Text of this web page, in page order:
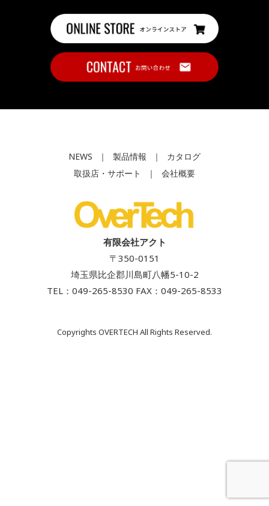
有限会社アクト
〒350-0151
埼玉県比企郡川島町八幡5-10-2
TEL： 049-265-8530 FAX：049-265-8533
NEWS ｜ 製品情報 ｜
カタログ
取扱店・サポート
｜ 会社概要
Copyrights OVERTECH All Rights Reserved.